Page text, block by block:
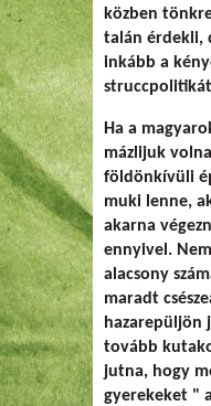
közben
talán érdekli,
inkább a
Ha a
mázlijuk
földönkívüli
muki lenne,
akarna
ennyivel.
alacsony
maradt
hazarepüljön
tovább
jutna, hogy
gyerekeket "